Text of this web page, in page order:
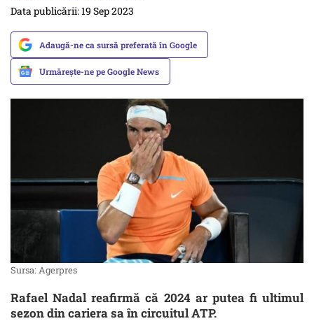
Data publicării: 19 Sep 2023
Adaugă-ne ca sursă preferată în Google
Urmărește-ne pe Google News
Sursa: Agerpres
Rafael Nadal reafirmă că 2024 ar putea fi ultimul
sezon din cariera sa în circuitul ATP.